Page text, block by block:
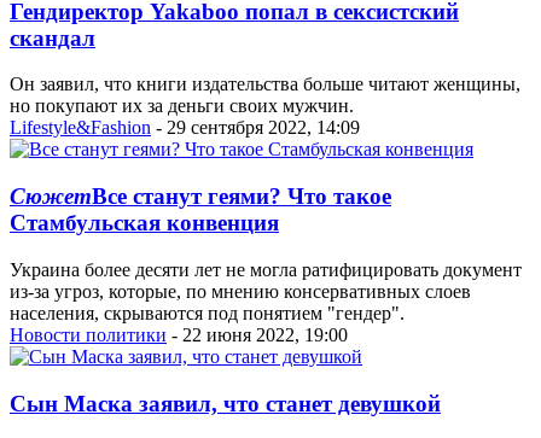
Гендиректор Yakaboo попал в сексистский
скандал
Он заявил, что книги издательства больше читают женщины,
но покупают их за деньги своих мужчин.
Lifestyle&Fashion - 29 сентября 2022, 14:09
СюжетВсе станут геями? Что такое
Стамбульская конвенция
Украина более десяти лет не могла ратифицировать документ
из-за угроз, которые, по мнению консервативных слоев
населения, скрываются под понятием "гендер".
Новости политики - 22 июня 2022, 19:00
Сын Маска заявил, что станет девушкой